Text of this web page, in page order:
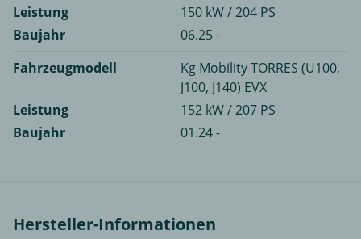
Leistung
150 kW / 204 PS
Baujahr
06.25 -
Fahrzeugmodell
Kg Mobility TORRES (U100,
J100, J140) EVX
Leistung
152 kW / 207 PS
Baujahr
01.24 -
Hersteller-Informationen